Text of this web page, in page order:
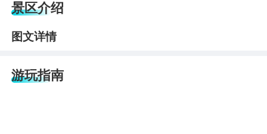
景区介绍
图文详情
游玩指南